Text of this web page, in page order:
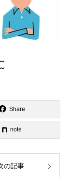
Share
note
の記事